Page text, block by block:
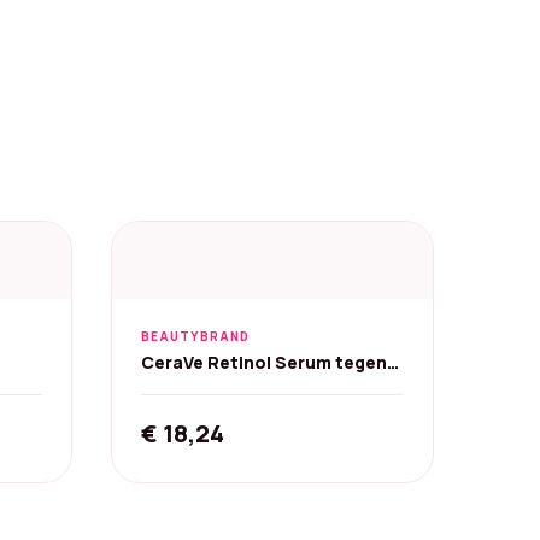
BEAUTYBRAND
CeraVe Retinol Serum tegen
€ 18,24